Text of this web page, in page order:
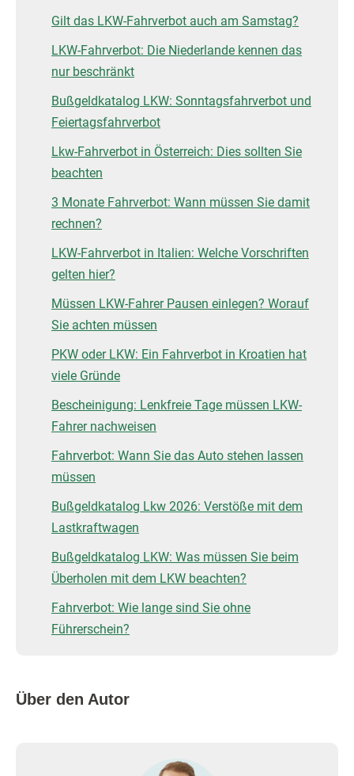
Gilt das LKW-Fahrverbot auch am Samstag?
LKW-Fahrverbot: Die Niederlande kennen das
nur beschränkt
Bußgeldkatalog LKW: Sonntagsfahrverbot und
Feiertagsfahrverbot
Lkw-Fahrverbot in Österreich: Dies sollten Sie
beachten
3 Monate Fahrverbot: Wann müssen Sie damit
rechnen?
LKW-Fahrverbot in Italien: Welche Vorschriften
gelten hier?
Müssen LKW-Fahrer Pausen einlegen? Worauf
Sie achten müssen
PKW oder LKW: Ein Fahrverbot in Kroatien hat
viele Gründe
Bescheinigung: Lenkfreie Tage müssen LKW-
Fahrer nachweisen
Fahrverbot: Wann Sie das Auto stehen lassen
müssen
Bußgeldkatalog Lkw 2026: Verstöße mit dem
Lastkraftwagen
Bußgeldkatalog LKW: Was müssen Sie beim
Überholen mit dem LKW beachten?
Fahrverbot: Wie lange sind Sie ohne
Führerschein?
Über den Autor